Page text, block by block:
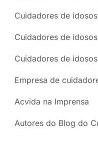
Cuidadores de
Cuidadores de
Cuidadores de
Empresa de
Acvida na Imprensa
Autores do Blog do